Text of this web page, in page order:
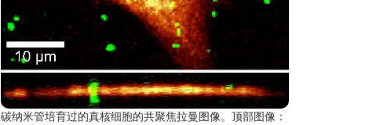
碳纳米管培育过的真核细胞的共聚焦拉曼图像。顶部图像：